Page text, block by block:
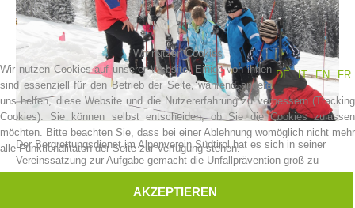
Vereinsgeschichte
Der Bergrettungsdienst im Alpenverein Südtirol hat es sich in seiner
Vereinssatzung zur Aufgabe gemacht die Unfallprävention groß zu
schreiben.
Im Stillen machen die Bergrettungsstellen Südtirols eine Aufgabe,
Wir nutzen Cookies
DE
IT EN FR
Wir nutzen Cookies auf unserer Website. Einige von ihnen
sind essenziell für den Betrieb der Seite, während andere
uns helfen, diese Website und die Nutzererfahrung zu verbessern (Tracking
Cookies). Sie können selbst entscheiden, ob Sie die Cookies zulassen
möchten. Bitte beachten Sie, dass bei einer Ablehnung womöglich nicht mehr
alle Funktionalitäten der Seite zur Verfügung stehen.
AKZEPTIEREN